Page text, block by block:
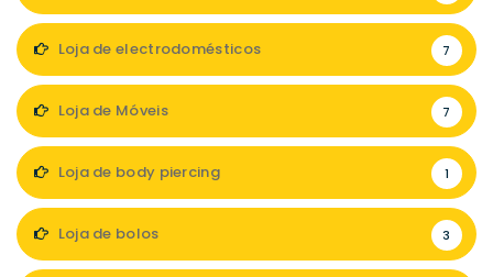
Loja de electrodomésticos 7
Loja de Móveis 7
Loja de body piercing 1
Loja de bolos 3